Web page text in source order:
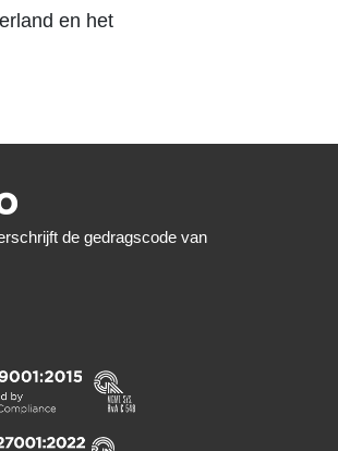
en het
de gedragscode van